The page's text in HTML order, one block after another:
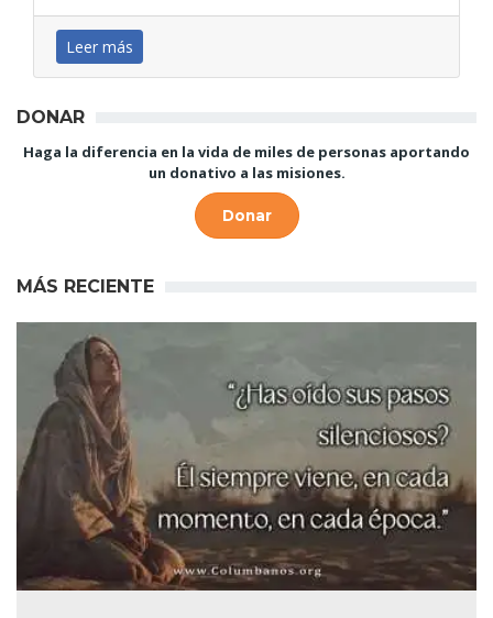
Leer más
DONAR
Haga la diferencia en la vida de miles de personas aportando
un donativo a las misiones.
Donar
MÁS RECIENTE